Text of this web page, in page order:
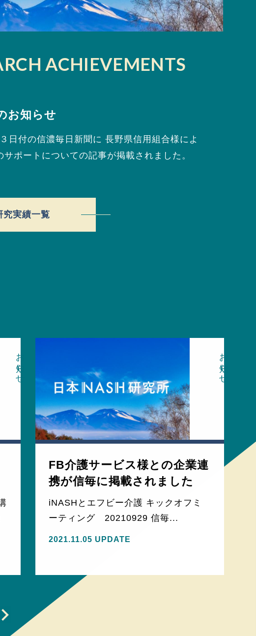
ACHIEVEMENTS
お知らせ
日付の信濃毎日新聞に 長野県信用組合様によ
サポートについての記事が掲載されました。
究実績一覧
お知らせ お知らせ
FB介護サービス様との企業連
携が信毎に掲載されました
iNASHとエフビー介護 キックオフミ
ーティング 20210929 信毎...
2021.11.05 UPDATE